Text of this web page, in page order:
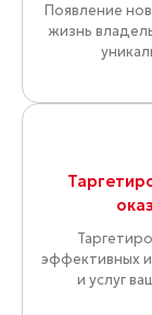
Появление
жизнь
эффективных
и услуг